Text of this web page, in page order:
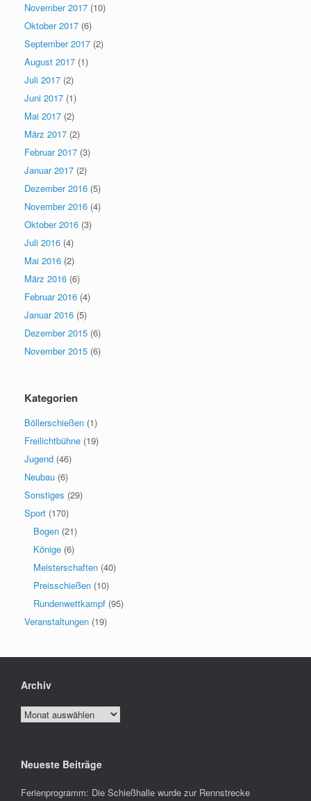
November 2017 (10)
Oktober 2017 (6)
September 2017 (2)
August 2017 (1)
Juli 2017 (2)
Juni 2017 (1)
Mai 2017 (2)
März 2017 (2)
Februar 2017 (3)
Januar 2017 (2)
Dezember 2016 (5)
November 2016 (4)
Oktober 2016 (3)
Juli 2016 (4)
Mai 2016 (2)
März 2016 (6)
Februar 2016 (4)
Januar 2016 (5)
Dezember 2015 (6)
November 2015 (6)
Kategorien
Böllerschießen (1)
Freilichtbühne (19)
Jugend (46)
Neubau (6)
Sonstiges (29)
Sport (170)
Bogen (21)
Könige (6)
Meisterschaften (40)
Preisschießen (10)
Rundenwettkampf (95)
Veranstaltungen (19)
Archiv
Archiv
Neueste Beiträge
Ferienprogramm: Die Schießhalle wurde zur Rennstrecke